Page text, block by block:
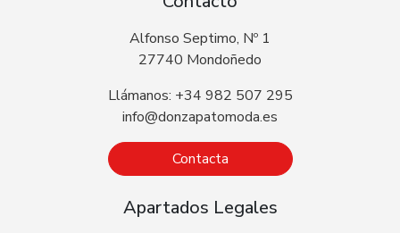
Alfonso Septimo, Nº 1
27740 Mondoñedo
Llámanos: +34 982 507 295
info@donzapatomoda.es
Contacta
Apartados Legales